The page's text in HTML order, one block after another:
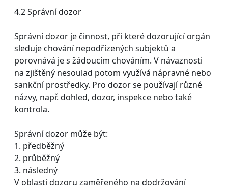
4.2 Správní dozor
Správní dozor je činnost, při které dozorující orgán
sleduje chování nepodřízených subjektů a
porovnává je s žádoucím chováním. V návaznosti
na zjištěný nesoulad potom využívá nápravné nebo
sankční prostředky. Pro dozor se používají různé
názvy, např. dohled, dozor, inspekce nebo také
kontrola.
Správní dozor může být:
1. předběžný
2. průběžný
3. následný
V oblasti dozoru zaměřeného na dodržování